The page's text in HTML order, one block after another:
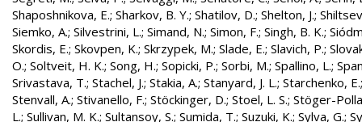
Shaposhnikova, E.; Sharkov, B. Y.; Shatilov, D.; Shelton, J.;
Siemko, A.; Silvestrini, L.; Simand, N.; Simon, F.; Singh, B. K.;
Skordis, E.; Skovpen, K.; Skrzypek, M.; Slade, E.; Slavich, P.;
O.; Soltveit, H. K.; Song, H.; Sopicki, P.; Sorbi, M.; Spallino, L.;
Srivastava, T.; Stachel, J.; Stakia, A.; Stanyard, J. L.; Starchenko, E.
Stenvall, A.; Stivanello, F.; Stöckinger, D.; Stoel, L. S.; Stöger-
L.; Sullivan, M. K.; Sultansoy, S.; Sumida, T.; Suzuki, K.; Sylva, G.;